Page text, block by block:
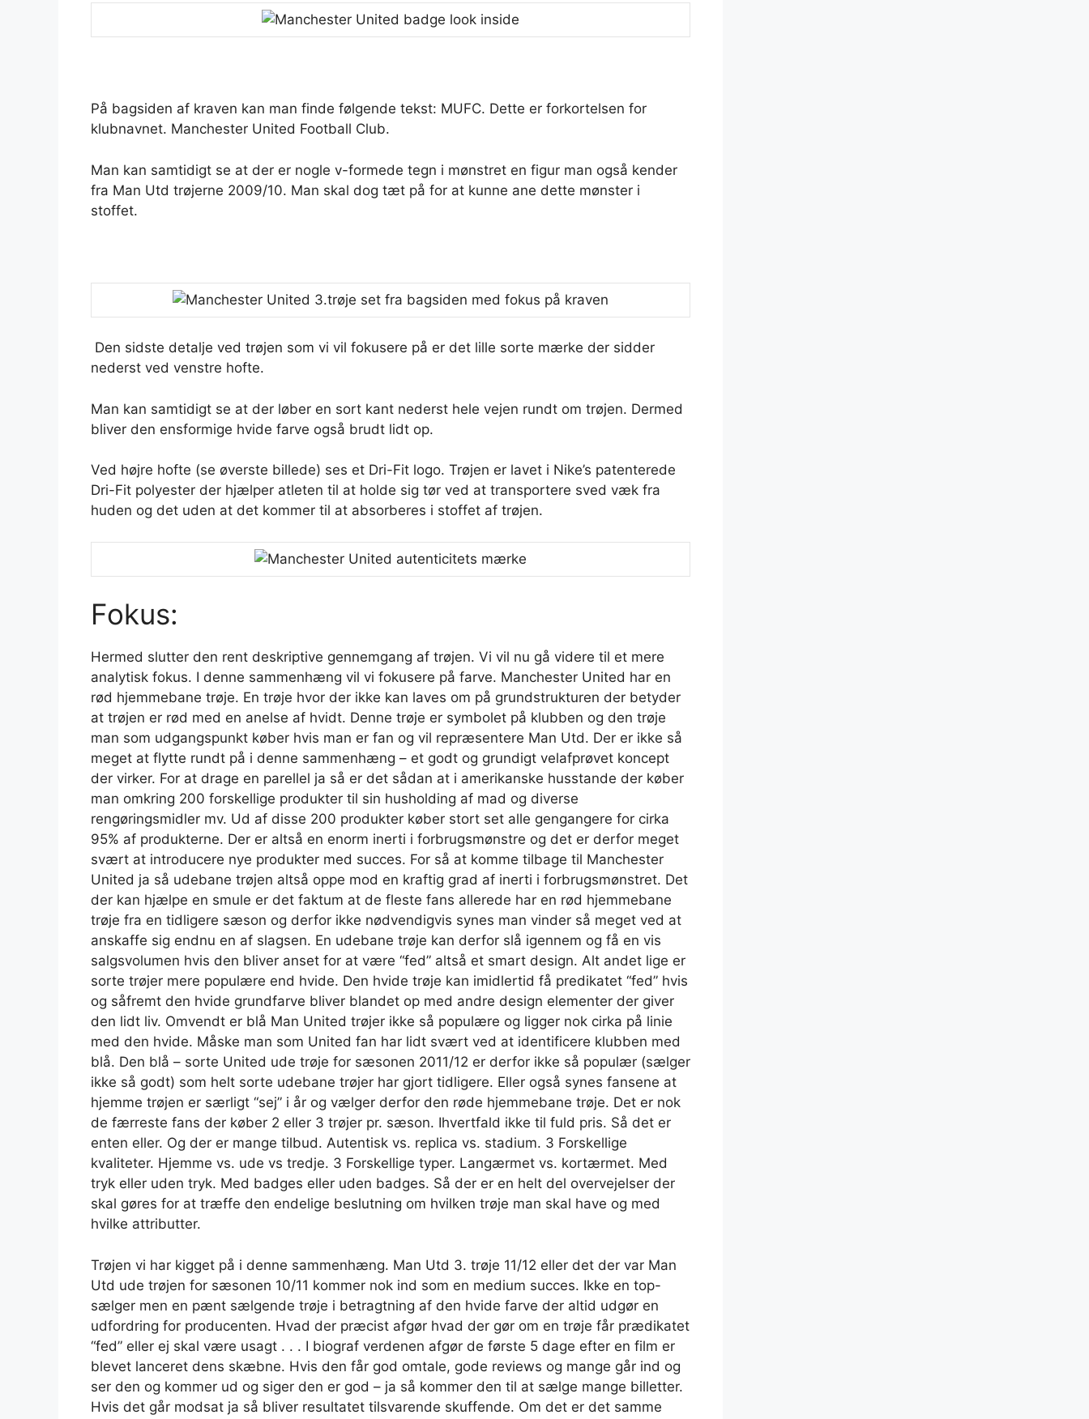
På bagsiden af kraven kan man finde følgende tekst: MUFC. Dette er forkortelsen for
klubnavnet. Manchester United Football Club.
Man kan samtidigt se at der er nogle v-formede tegn i mønstret en figur man også kender
fra Man Utd trøjerne 2009/10. Man skal dog tæt på for at kunne ane dette mønster i
stoffet.
Den sidste detalje ved trøjen som vi vil fokusere på er det lille sorte mærke der sidder
nederst ved venstre hofte.
Man kan samtidigt se at der løber en sort kant nederst hele vejen rundt om trøjen. Dermed
bliver den ensformige hvide farve også brudt lidt op.
Ved højre hofte (se øverste billede) ses et Dri-Fit logo. Trøjen er lavet i Nike’s patenterede
Dri-Fit polyester der hjælper atleten til at holde sig tør ved at transportere sved væk fra
huden og det uden at det kommer til at absorberes i stoffet af trøjen.
Fokus:
Hermed slutter den rent deskriptive gennemgang af trøjen. Vi vil nu gå videre til et mere
analytisk fokus. I denne sammenhæng vil vi fokusere på farve. Manchester United har en
rød hjemmebane trøje. En trøje hvor der ikke kan laves om på grundstrukturen der betyder
at trøjen er rød med en anelse af hvidt. Denne trøje er symbolet på klubben og den trøje
man som udgangspunkt køber hvis man er fan og vil repræsentere Man Utd. Der er ikke så
meget at flytte rundt på i denne sammenhæng – et godt og grundigt velafprøvet koncept
der virker. For at drage en parellel ja så er det sådan at i amerikanske husstande der køber
man omkring 200 forskellige produkter til sin husholding af mad og diverse
rengøringsmidler mv. Ud af disse 200 produkter køber stort set alle gengangere for cirka
95% af produkterne. Der er altså en enorm inerti i forbrugsmønstre og det er derfor meget
svært at introducere nye produkter med succes. For så at komme tilbage til Manchester
United ja så udebane trøjen altså oppe mod en kraftig grad af inerti i forbrugsmønstret. Det
der kan hjælpe en smule er det faktum at de fleste fans allerede har en rød hjemmebane
trøje fra en tidligere sæson og derfor ikke nødvendigvis synes man vinder så meget ved at
anskaffe sig endnu en af slagsen. En udebane trøje kan derfor slå igennem og få en vis
salgsvolumen hvis den bliver anset for at være “fed” altså et smart design. Alt andet lige er
sorte trøjer mere populære end hvide. Den hvide trøje kan imidlertid få predikatet “fed” hvis
og såfremt den hvide grundfarve bliver blandet op med andre design elementer der giver
den lidt liv. Omvendt er blå Man United trøjer ikke så populære og ligger nok cirka på linie
med den hvide. Måske man som United fan har lidt svært ved at identificere klubben med
blå. Den blå – sorte United ude trøje for sæsonen 2011/12 er derfor ikke så populær (sælger
ikke så godt) som helt sorte udebane trøjer har gjort tidligere. Eller også synes fansene at
hjemme trøjen er særligt “sej” i år og vælger derfor den røde hjemmebane trøje. Det er nok
de færreste fans der køber 2 eller 3 trøjer pr. sæson. Ihvertfald ikke til fuld pris. Så det er
enten eller. Og der er mange tilbud. Autentisk vs. replica vs. stadium. 3 Forskellige
kvaliteter. Hjemme vs. ude vs tredje. 3 Forskellige typer. Langærmet vs. kortærmet. Med
tryk eller uden tryk. Med badges eller uden badges. Så der er en helt del overvejelser der
skal gøres for at træffe den endelige beslutning om hvilken trøje man skal have og med
hvilke attributter.
Trøjen vi har kigget på i denne sammenhæng. Man Utd 3. trøje 11/12 eller det der var Man
Utd ude trøjen for sæsonen 10/11 kommer nok ind som en medium succes. Ikke en top-
sælger men en pænt sælgende trøje i betragtning af den hvide farve der altid udgør en
udfordring for producenten. Hvad der præcist afgør hvad der gør om en trøje får prædikatet
“fed” eller ej skal være usagt . . . I biograf verdenen afgør de første 5 dage efter en film er
blevet lanceret dens skæbne. Hvis den får god omtale, gode reviews og mange går ind og
ser den og kommer ud og siger den er god – ja så kommer den til at sælge mange billetter.
Hvis det går modsat ja så bliver resultatet tilsvarende skuffende. Om det er det samme